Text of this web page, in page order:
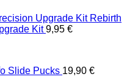
Rebirth
Kit 9,95 €
Slide Pucks 19,90 €